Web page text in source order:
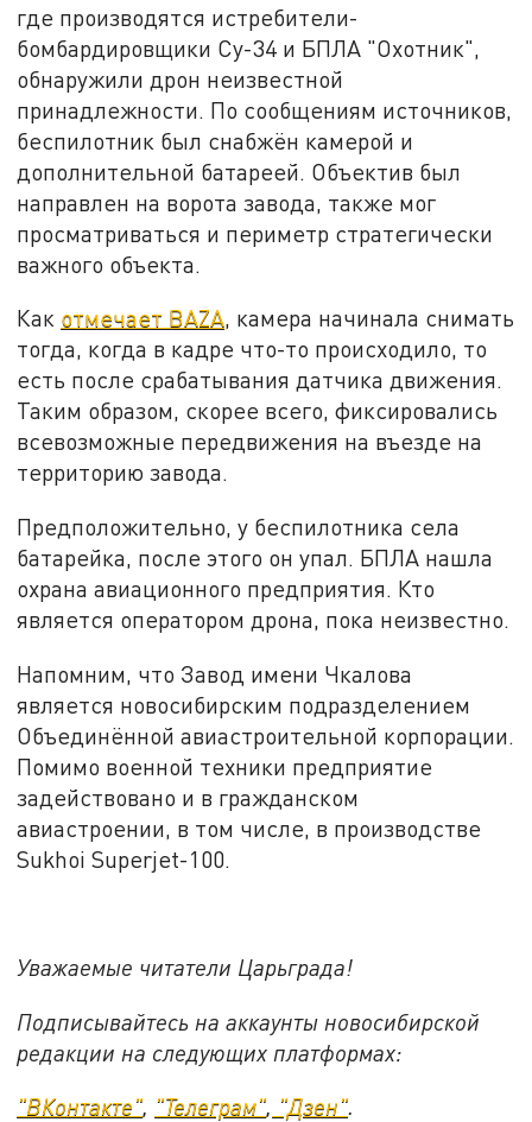
где производятся истребители-
бомбардировщики Су-34 и БПЛА "Охотник",
обнаружили дрон неизвестной
принадлежности. По сообщениям источников,
беспилотник был снабжён камерой и
дополнительной батареей. Объектив был
направлен на ворота завода, также мог
просматриваться и периметр стратегически
важного объекта.
Как отмечает BAZA, камера начинала снимать
тогда, когда в кадре что-то происходило, то
есть после срабатывания датчика движения.
Таким образом, скорее всего, фиксировались
всевозможные передвижения на въезде на
территорию завода.
Предположительно, у беспилотника села
батарейка, после этого он упал. БПЛА нашла
охрана авиационного предприятия. Кто
является оператором дрона, пока неизвестно.
Напомним, что Завод имени Чкалова
является новосибирским подразделением
Объединённой авиастроительной корпорации.
Помимо военной техники предприятие
задействовано и в гражданском
авиастроении, в том числе, в производстве
Sukhoi Superjet-100.
Уважаемые читатели Царьграда!
Подписывайтесь на аккаунты новосибирской
редакции на следующих платформах:
"ВКонтакте", "Телеграм", "Дзен".